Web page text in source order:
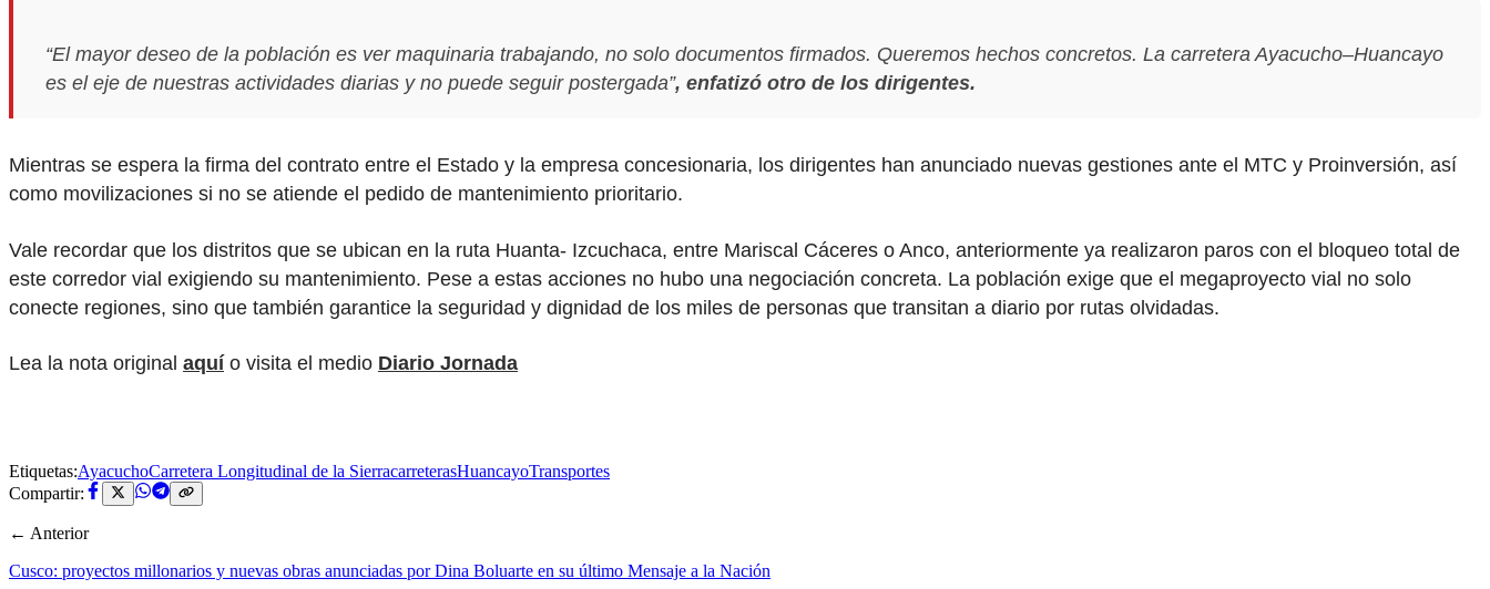
“El mayor deseo de la población es ver maquinaria trabajando, no solo documentos firmados. Queremos hechos concretos. La carretera Ayacucho–Huancayo
es el eje de nuestras actividades diarias y no puede seguir postergada”, enfatizó otro de los dirigentes.
Mientras se espera la firma del contrato entre el Estado y la empresa concesionaria, los dirigentes han anunciado nuevas gestiones ante el MTC y Proinversión, así
como movilizaciones si no se atiende el pedido de mantenimiento prioritario.
Vale recordar que los distritos que se ubican en la ruta Huanta- Izcuchaca, entre Mariscal Cáceres o Anco, anteriormente ya realizaron paros con el bloqueo total de
este corredor vial exigiendo su mantenimiento. Pese a estas acciones no hubo una negociación concreta. La población exige que el megaproyecto vial no solo
conecte regiones, sino que también garantice la seguridad y dignidad de los miles de personas que transitan a diario por rutas olvidadas.
Lea la nota original aquí o visita el medio Diario Jornada
Etiquetas:AyacuchoCarretera Longitudinal de la SierracarreterasHuancayoTransportes
Compartir:
← Anterior
Cusco: proyectos millonarios y nuevas obras anunciadas por Dina Boluarte en su último Mensaje a la Nación